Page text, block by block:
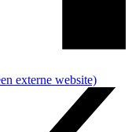
externe website)